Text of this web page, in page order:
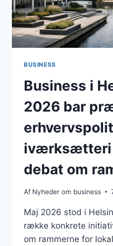
FOR
BUSINESS
Business i
2026 bar
iværksætteri
debat om
Af Nyheder om business
Maj 2026 stod i
række konkrete
om rammerne for